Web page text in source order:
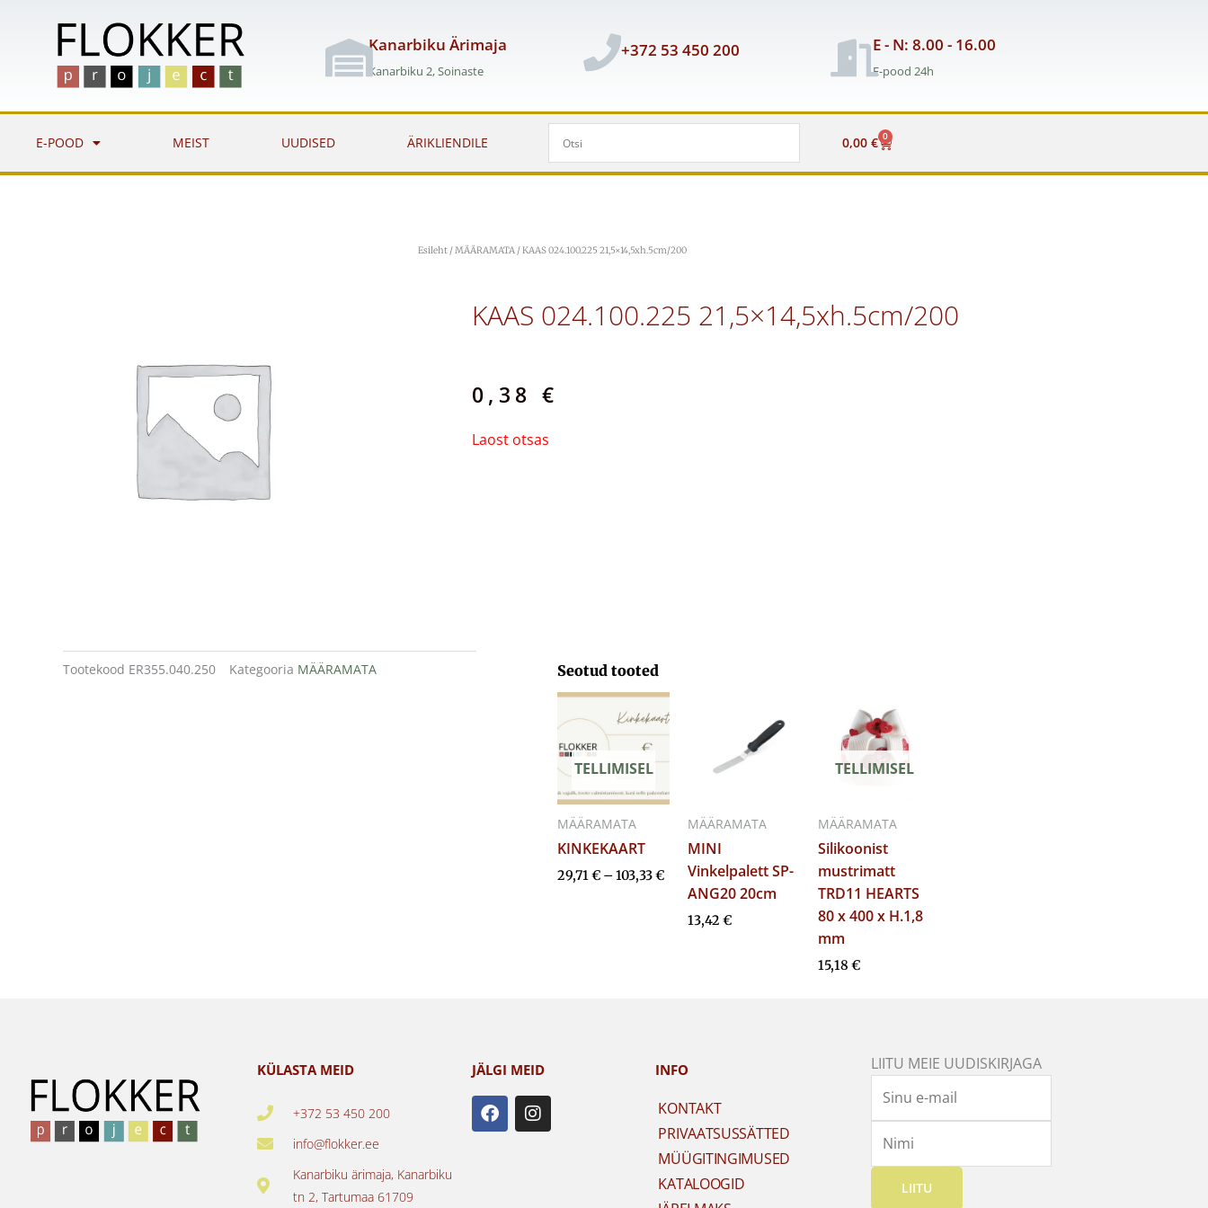
Kanarbiku Ärimaja
Kanarbiku 2, Soinaste
+372 53 450 200 E - N: 8.00 - 16.00
E-pood 24h
E-POOD MEIST UUDISED ÄRIKLIENDILE 0,00 € 0
Cart
Esileht/MÄÄRAMATA/ KAAS 024.100.225 21,5×14,5xh.5cm/200
KAAS 024.100.225 21,5×14,5xh.5cm/200
0,38 €
Laost otsas
Tootekood ER355.040.250 Kategooria MÄÄRAMATA Seotud tooted
TELLIMISEL
MÄÄRAMATA
KINKEKAART
29,71€ – 103,33€
Hinnavahemik:
29,71 €
kuni
MÄÄRAMATA
MINI
Vinkelpalett SP-
ANG20 20cm
13,42 €
TELLIMISEL
MÄÄRAMATA
Silikoonist
mustrimatt
TRD11 HEARTS
80 x 400 x H.1,8
mm
15,18 €
KÜLASTA MEID
+372 53 450 200
info@flokker.ee
Kanarbiku ärimaja, Kanarbiku
tn 2, Tartumaa 61709
JÄLGI MEID
F
a
c
I
n
s
INFO
KONTAKT
PRIVAATSUSSÄTTED
MÜÜGITINGIMUSED
KATALOOGID
LIITU MEIE UUDISKIRJAGA
LIITU